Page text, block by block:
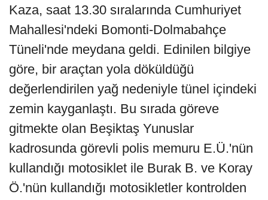
Kaza, saat 13.30 sıralarında Cumhuriyet
Mahallesi'ndeki Bomonti-Dolmabahçe
Tüneli'nde meydana geldi. Edinilen bilgiye
göre, bir araçtan yola döküldüğü
değerlendirilen yağ nedeniyle tünel içindeki
zemin kayganlaştı. Bu sırada göreve
gitmekte olan Beşiktaş Yunuslar
kadrosunda görevli polis memuru E.Ü.'nün
kullandığı motosiklet ile Burak B. ve Koray
Ö.'nün kullandığı motosikletler kontrolden